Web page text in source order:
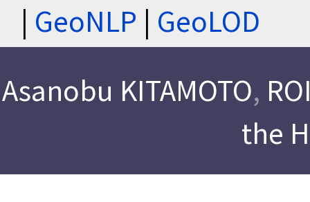
| GeoNLP | GeoLOD
Asanobu KITAMOTO,
the